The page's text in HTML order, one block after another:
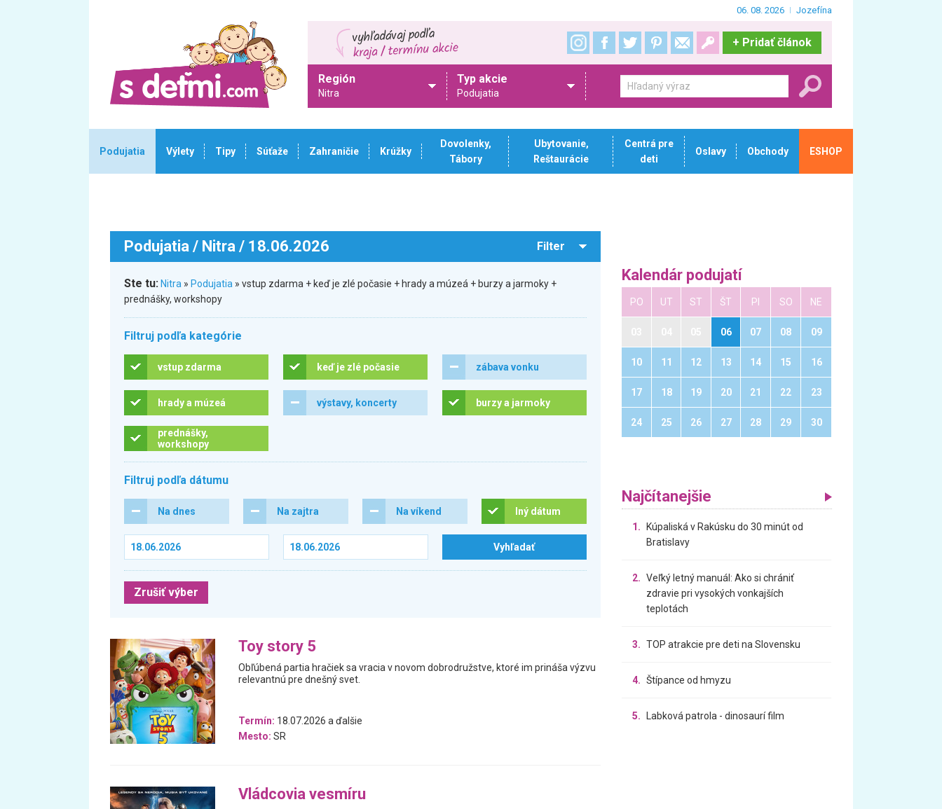
06. 08. 2026 Jozefína
+ Pridať článok
Región
Nitra
Typ akcie
Podujatia
Podujatia Výlety Tipy Súťaže Zahraničie Krúžky
Dovolenky,
Tábory
Ubytovanie,
Reštaurácie
Centrá pre
deti
Oslavy Obchody ESHOP
Podujatia / Nitra / 18.06.2026 Filter
Ste tu: Nitra » Podujatia » vstup zdarma + keď je zlé počasie + hrady a múzeá + burzy a jarmoky +
prednášky, workshopy
Filtruj podľa kategórie
vstup zdarma keď je zlé počasie zábava vonku
hrady a múzeá výstavy, koncerty burzy a jarmoky
prednášky,
workshopy
Filtruj podľa dátumu
Na dnes Na zajtra Na víkend Iný dátum
Zrušiť výber
Toy story 5
Obľúbená partia hračiek sa vracia v novom dobrodružstve, ktoré im prináša výzvu
relevantnú pre dnešný svet.
Termín: 18.07.2026 a ďalšie
Mesto: SR
Vládcovia vesmíru
Kalendár podujatí
PO UT ST ŠT PI SO NE
06 07 08 09
10 11 12 13 14 15 16
17 18 19 20 21 22 23
24 25 26 27 28 29 30
Najčítanejšie
1.
Kúpaliská v Rakúsku do 30 minút od
Bratislavy
2. Veľký letný manuál: Ako si chrániť
zdravie pri vysokých vonkajších
teplotách
3. TOP atrakcie pre deti na Slovensku
4. Štípance od hmyzu
5. Labková patrola - dinosaurí film